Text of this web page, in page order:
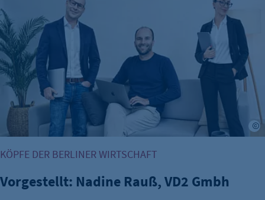
KÖPFE DER BERLINER WIRTSCHAFT
Vorgestellt: Nadine Rauß, VD2 Gmbh